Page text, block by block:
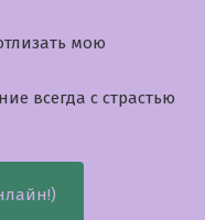
мою
всегда с страстью